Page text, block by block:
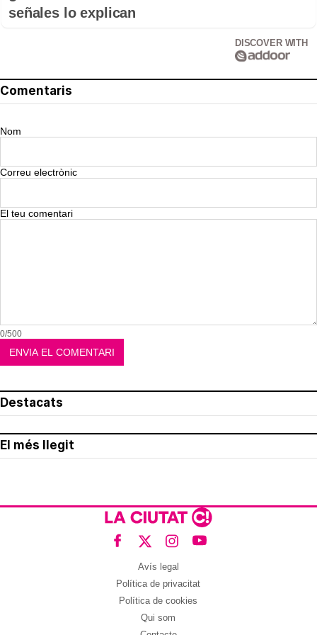
señales lo explican
DISCOVER WITH
Comentaris
Nom
Correu electrònic
El teu comentari
0/500
Destacats
El més llegit
Avís legal
Política de privacitat
Política de cookies
Qui som